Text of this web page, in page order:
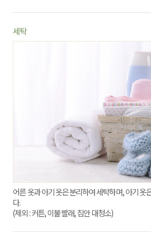
세탁
어른 옷과 아기 옷은 분리하여 세탁하며, 아기 옷
다.
(제외 : 커튼, 이불 빨래, 집안 대청소)